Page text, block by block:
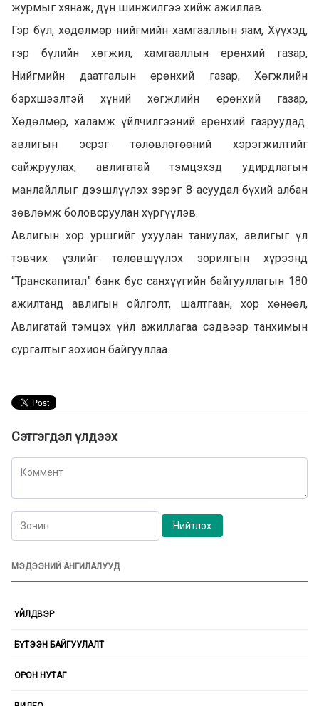
журмыг хянаж, дүн шинжилгээ хийж ажиллав.
Гэр бүл, хөдөлмөр нийгмийн хамгааллын яам, Хүүхэд,
гэр бүлийн хөгжил, хамгааллын ерөнхий газар,
Нийгмийн даатгалын ерөнхий газар, Хөгжлийн
бэрхшээлтэй хүний хөгжлийн ерөнхий газар,
Хөдөлмөр, халамж үйлчилгээний ерөнхий газруудад
авлигын эсрэг төлөвлөгөөний хэрэгжилтийг
сайжруулах, авлигатай тэмцэхэд удирдлагын
манлайллыг дээшлүүлэх зэрэг 8 асуудал бүхий албан
зөвлөмж боловсруулан хүргүүлэв.
Авлигын хор уршгийг ухуулан таниулах, авлигыг үл
тэвчих үзлийг төлөвшүүлэх зорилгын хүрээнд
“Транскапитал” банк бус санхүүгийн байгууллагын 180
ажилтанд авлигын ойлголт, шалтгаан, хор хөнөөл,
Авлигатай тэмцэх үйл ажиллагаа сэдвээр танхимын
сургалтыг зохион байгууллаа.
Сэтгэгдэл үлдээх
МЭДЭЭНИЙ АНГИЛАЛУУД
ҮЙЛДВЭР
БҮТЭЭН БАЙГУУЛАЛТ
ОРОН НУТАГ